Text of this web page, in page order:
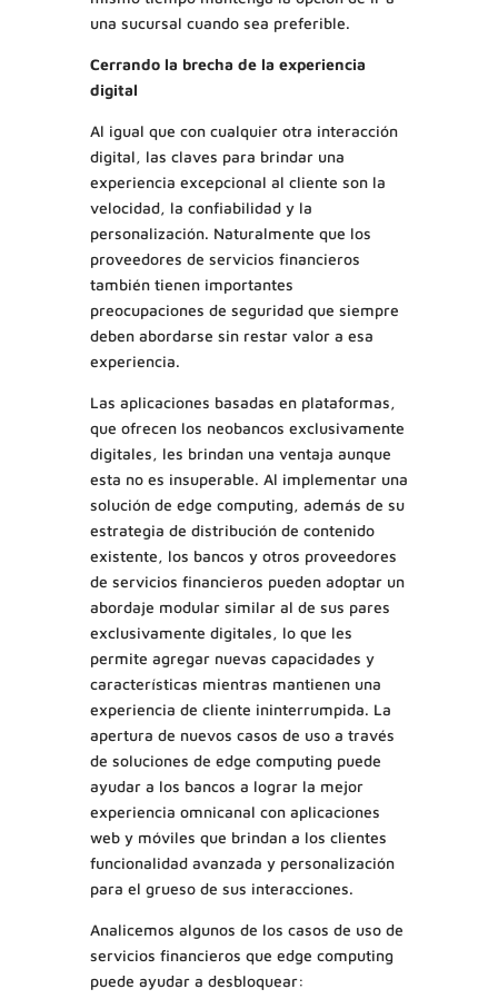
una sucursal cuando sea preferible.
Cerrando la brecha de la experiencia
digital
Al igual que con cualquier otra interacción
digital, las claves para brindar una
experiencia excepcional al cliente son la
velocidad, la confiabilidad y la
personalización. Naturalmente que los
proveedores de servicios financieros
también tienen importantes
preocupaciones de seguridad que siempre
deben abordarse sin restar valor a esa
experiencia.
Las aplicaciones basadas en plataformas,
que ofrecen los neobancos exclusivamente
digitales, les brindan una ventaja aunque
esta no es insuperable. Al implementar una
solución de edge computing, además de su
estrategia de distribución de contenido
existente, los bancos y otros proveedores
de servicios financieros pueden adoptar un
abordaje modular similar al de sus pares
exclusivamente digitales, lo que les
permite agregar nuevas capacidades y
características mientras mantienen una
experiencia de cliente ininterrumpida. La
apertura de nuevos casos de uso a través
de soluciones de edge computing puede
ayudar a los bancos a lograr la mejor
experiencia omnicanal con aplicaciones
web y móviles que brindan a los clientes
funcionalidad avanzada y personalización
para el grueso de sus interacciones.
Analicemos algunos de los casos de uso de
servicios financieros que edge computing
puede ayudar a desbloquear: